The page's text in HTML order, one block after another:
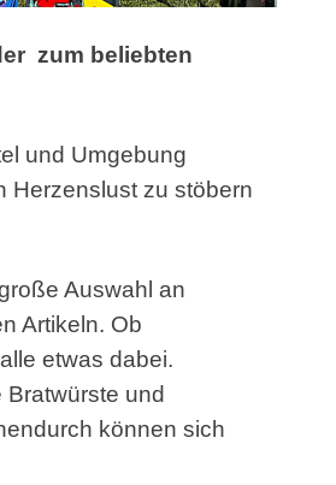
zum beliebten
und Umgebung
Herzenslust zu stöbern
Auswahl an
Artikeln. Ob
etwas dabei.
und
können sich